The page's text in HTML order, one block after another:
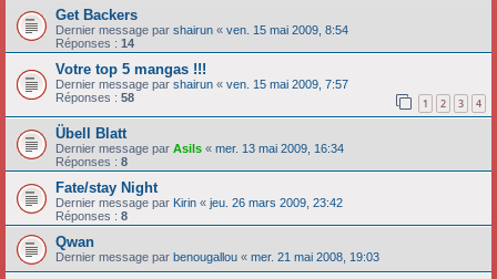
Get Backers
Dernier message par shairun « ven. 15 mai 2009, 8:54
Réponses : 14
Votre top 5 mangas !!!
Dernier message par shairun « ven. 15 mai 2009, 7:57
Réponses : 58 1 2 3 4
Übell Blatt
Dernier message par Asils « mer. 13 mai 2009, 16:34
Réponses : 8
Fate/stay Night
Dernier message par Kirin « jeu. 26 mars 2009, 23:42
Réponses : 8
Qwan
Dernier message par benougallou « mer. 21 mai 2008, 19:03